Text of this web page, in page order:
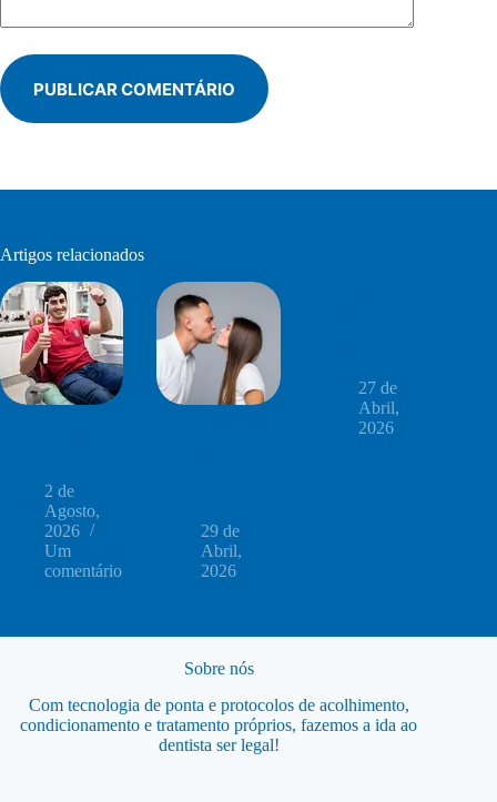
PUBLICAR COMENTÁRIO
Artigos relacionados
2 de
Agosto,
2026
Um
comentário
29 de
Abril,
2026
27 de
Abril,
2026
Sobre nós
Com tecnologia de ponta e protocolos de acolhimento,
condicionamento e tratamento próprios, fazemos a ida ao
dentista ser legal!